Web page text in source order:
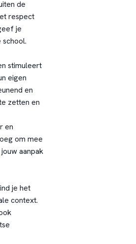
de
respect
je
stimuleert
eigen
en
zetten en
en
om mee
aanpak
je het
context.